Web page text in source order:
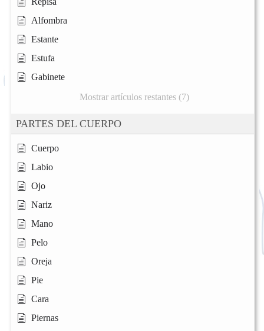
Alfombra
Estante
Estufa
Gabinete
Mostrar artículos restantes (7)
PARTES DEL CUERPO
Cuerpo
Labio
Ojo
Nariz
Mano
Pelo
Oreja
Pie
Cara
Piernas